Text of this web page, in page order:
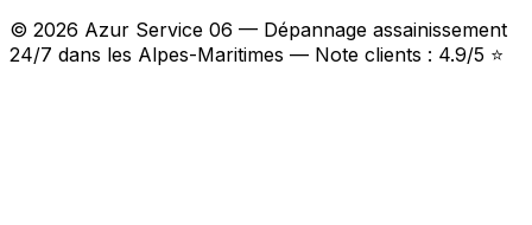
© 2026 Azur Service 06 — Dépannage assainissement
24/7 dans les Alpes-Maritimes — Note clients : 4.9/5 ⭐